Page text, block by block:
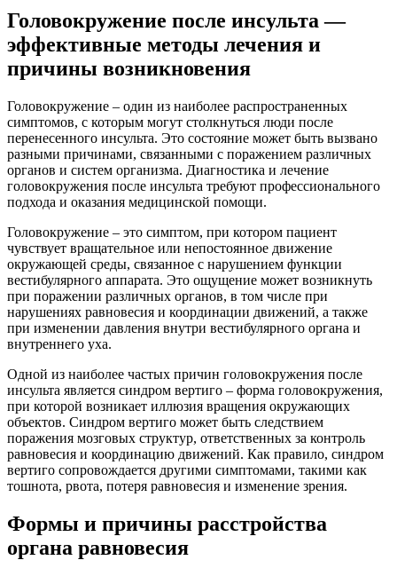
Головокружение после инсульта —
эффективные методы лечения и
причины возникновения
Головокружение – один из наиболее распространенных
симптомов, с которым могут столкнуться люди после
перенесенного инсульта. Это состояние может быть вызвано
разными причинами, связанными с поражением различных
органов и систем организма. Диагностика и лечение
головокружения после инсульта требуют профессионального
подхода и оказания медицинской помощи.
Головокружение – это симптом, при котором пациент
чувствует вращательное или непостоянное движение
окружающей среды, связанное с нарушением функции
вестибулярного аппарата. Это ощущение может возникнуть
при поражении различных органов, в том числе при
нарушениях равновесия и координации движений, а также
при изменении давления внутри вестибулярного органа и
внутреннего уха.
Одной из наиболее частых причин головокружения после
инсульта является синдром вертиго – форма головокружения,
при которой возникает иллюзия вращения окружающих
объектов. Синдром вертиго может быть следствием
поражения мозговых структур, ответственных за контроль
равновесия и координацию движений. Как правило, синдром
вертиго сопровождается другими симптомами, такими как
тошнота, рвота, потеря равновесия и изменение зрения.
Формы и причины расстройства
органа равновесия